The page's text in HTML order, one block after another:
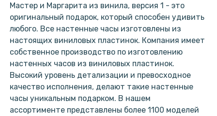
Мастер и Маргарита из винила, версия 1 - это
оригинальный подарок, который способен удивить
любого. Все настенные часы изготовлены из
настоящих виниловых пластинок. Компания имеет
собственное производство по изготовлению
настенных часов из виниловых пластинок.
Высокий уровень детализации и превосходное
качество исполнения, делают такие настенные
часы уникальным подарком. В нашем
ассортименте представлены более 1100 моделей